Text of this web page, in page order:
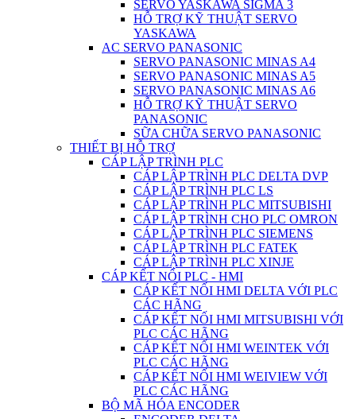
SERVO YASKAWA SIGMA 3
HỖ TRỢ KỸ THUẬT SERVO
YASKAWA
AC SERVO PANASONIC
SERVO PANASONIC MINAS A4
SERVO PANASONIC MINAS A5
SERVO PANASONIC MINAS A6
HỖ TRỢ KỸ THUẬT SERVO
PANASONIC
SỮA CHỮA SERVO PANASONIC
THIẾT BỊ HỖ TRỢ
CÁP LẬP TRÌNH PLC
CÁP LẬP TRÌNH PLC DELTA DVP
CÁP LẬP TRÌNH PLC LS
CÁP LẬP TRÌNH PLC MITSUBISHI
CÁP LẬP TRÌNH CHO PLC OMRON
CÁP LẬP TRÌNH PLC SIEMENS
CÁP LẬP TRÌNH PLC FATEK
CÁP LẬP TRÌNH PLC XINJE
CÁP KẾT NỐI PLC - HMI
CÁP KẾT NỐI HMI DELTA VỚI PLC
CÁC HÃNG
CÁP KẾT NỐI HMI MITSUBISHI VỚI
PLC CÁC HÃNG
CÁP KẾT NỐI HMI WEINTEK VỚI
PLC CÁC HÃNG
CÁP KẾT NỐI HMI WEIVIEW VỚI
PLC CÁC HÃNG
BỘ MÃ HÓA ENCODER